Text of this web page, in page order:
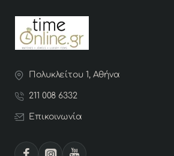
Πολυκλείτου 1, Αθήνα
211 008 6332
Επικοινωνία